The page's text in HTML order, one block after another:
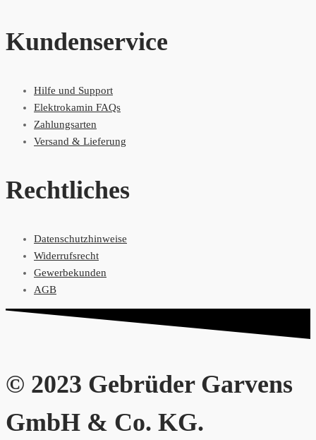
Kundenservice
Hilfe und Support
Elektrokamin FAQs
Zahlungsarten
Versand & Lieferung
Rechtliches
Datenschutzhinweise
Widerrufsrecht
Gewerbekunden
AGB
© 2023 Gebrüder Garvens
GmbH & Co. KG.